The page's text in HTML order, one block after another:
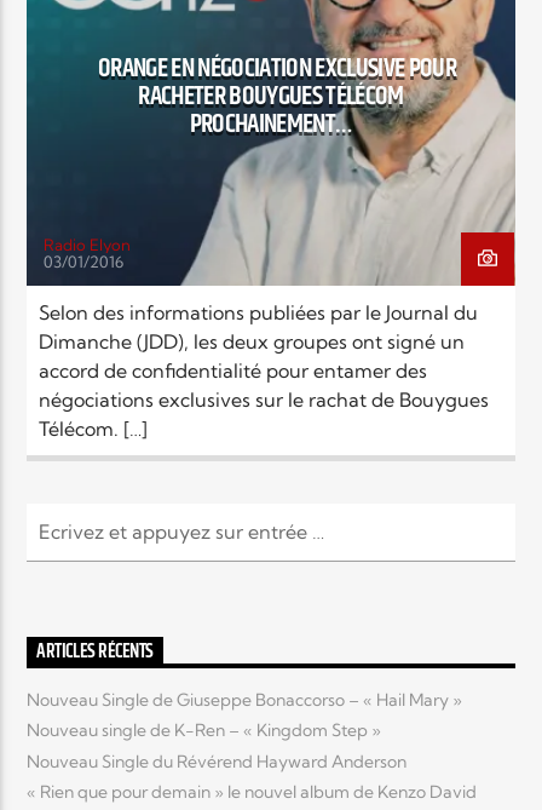
Radio Elyon
Elyon Rhema
Elyon Kids
ORANGE EN NÉGOCIATION EXCLUSIVE POUR
RACHETER BOUYGUES TÉLÉCOM
PROCHAINEMENT…
Radio Elyon
03/01/2016
Selon des informations publiées par le Journal du
Dimanche (JDD), les deux groupes ont signé un
accord de confidentialité pour entamer des
négociations exclusives sur le rachat de Bouygues
Télécom. […]
ARTICLES RÉCENTS
Nouveau Single de Giuseppe Bonaccorso – « Hail Mary »
Nouveau single de K-Ren – « Kingdom Step »
Nouveau Single du Révérend Hayward Anderson
« Rien que pour demain » le nouvel album de Kenzo David